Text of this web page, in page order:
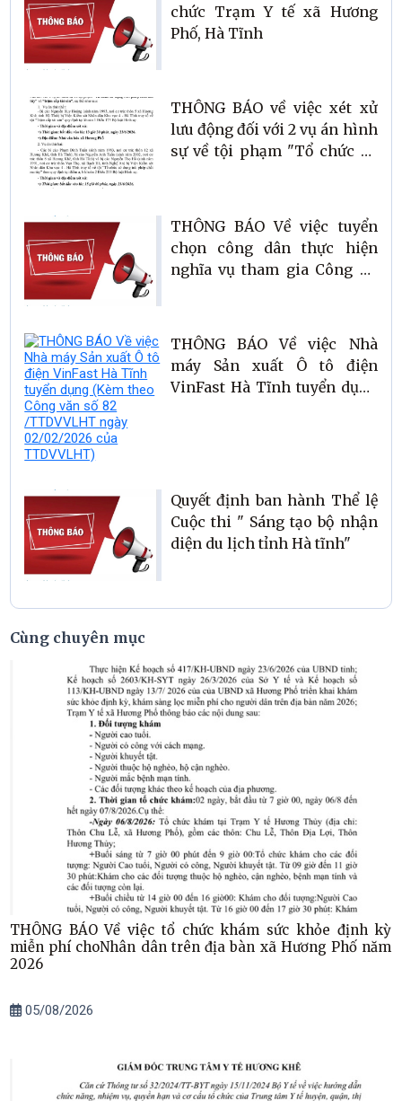
chức Trạm Y tế xã Hương
Phố, Hà Tĩnh
THÔNG BÁO về việc xét xử
lưu động đối với 2 vụ án hình
sự về tội phạm "Tổ chức sử
địa bàn
THÔNG BÁO Về việc tuyển
chọn công dân thực hiện
nghĩa vụ tham gia Công an
THÔNG BÁO Về việc Nhà
máy Sản xuất Ô tô điện
VinFast Hà Tĩnh tuyển dụng
Quyết định ban hành Thể lệ
Cuộc thi " Sáng tạo bộ nhận
diện du lịch tỉnh Hà tĩnh"
Cùng chuyên mục
THÔNG BÁO Về việc tổ chức khám sức khỏe định kỳ
miễn phí choNhân dân trên địa bàn xã Hương Phố năm
2026
05/08/2026